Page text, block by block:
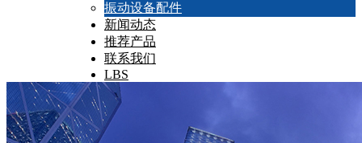
推荐产品 联系我们
振动设备配件
新闻动态
推荐产品
联系我们
LBS